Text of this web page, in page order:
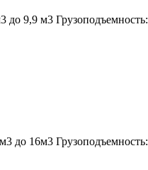
до 9,9 м3 Грузоподъемность:
до 16м3 Грузоподъемность: